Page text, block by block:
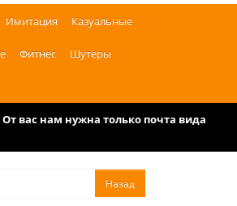
Имитация Казуальные
Фитнес Шутеры
вас нам нужна только почта вида